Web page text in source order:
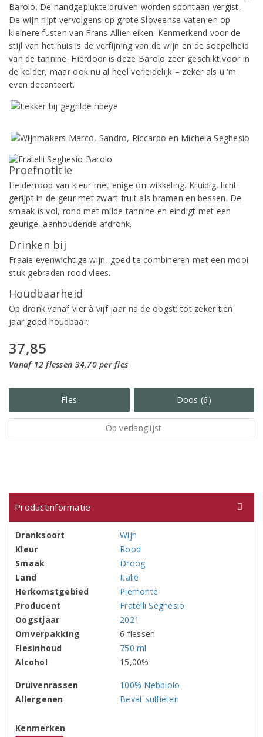
Barolo. De handgeplukte druiven worden spontaan vergist.
De wijn rijpt vervolgens op grote Sloveense vaten en op
kleinere fusten van Frans Allier-eiken. Kenmerkend voor de
stijl van het huis is de verfijning van de wijn en de soepelheid
van de tannine. Hierdoor is deze Barolo zeer geschikt voor in
de kelder, maar ook nu al heel verleidelijk – zeker als u ‘m
even decanteert.
Proefnotitie
Helderrood van kleur met enige ontwikkeling. Kruidig, licht
gerijpt in de geur met zwart fruit als bramen en bessen. De
smaak is vol, rond met milde tannine en eindigt met een
geurige, aanhoudende afdronk.
Drinken bij
Fraaie evenwichtige wijn, goed te combineren met een mooi
stuk gebraden rood vlees.
Houdbaarheid
Op dronk vanaf vier à vijf jaar na de oogst; tot zeker tien
jaar goed houdbaar.
37,85
Vanaf 12 flessen 34,70 per fles
Fles Doos (6)
Op verlanglijst
Productinformatie
Dranksoort
Wijn
Kleur
Rood
Smaak
Droog
Land
Italië
Herkomstgebied
Piemonte
Producent
Fratelli Seghesio
Oogstjaar
2021
Omverpakking
6 flessen
Flesinhoud
750 ml
Alcohol
15,00%
Druivenrassen
100% Nebbiolo
Allergenen
Bevat sulfieten
Kenmerken